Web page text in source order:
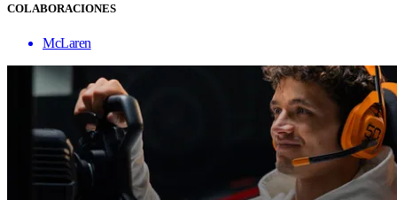
COLABORACIONES
McLaren